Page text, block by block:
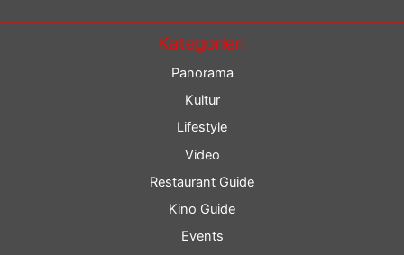
Kategorien
Panorama
Kultur
Lifestyle
Video
Restaurant Guide
Kino Guide
Events